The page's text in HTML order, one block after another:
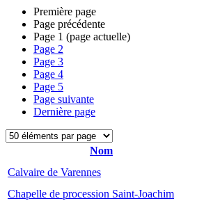
Première page
Page précédente
Page 1 (page actuelle)
Page 2
Page 3
Page 4
Page 5
Page suivante
Dernière page
Nom
Calvaire de Varennes
Chapelle de procession Saint-Joachim